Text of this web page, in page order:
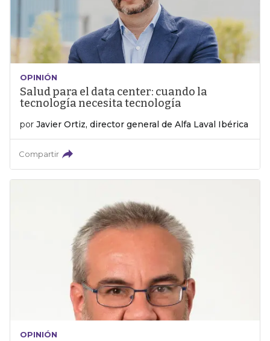
OPINIÓN
Salud para el data center: cuando la
tecnología necesita tecnología
por Javier Ortiz, director general de Alfa Laval Ibérica
Compartir
OPINIÓN